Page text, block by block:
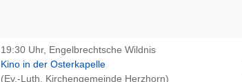
19:30 Uhr, Engelbrechtsche Wildnis
Kino in der Osterkapelle
(Ev.-Luth. Kirchengemeinde Herzhorn)